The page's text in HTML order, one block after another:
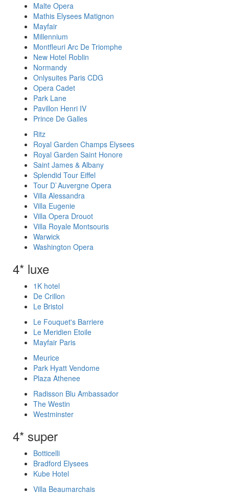
Malte Opera
Mathis Elysees Matignon
Mayfair
Millennium
Montfleuri Arc De Triomphe
New Hotel Roblin
Normandy
Onlysuites Paris CDG
Opera Cadet
Park Lane
Pavillon Henri IV
Prince De Galles
Ritz
Royal Garden Champs Elysees
Royal Garden Saint Honore
Saint James & Albany
Splendid Tour Eiffel
Tour D`Auvergne Opera
Villa Alessandra
Villa Eugenie
Villa Opera Drouot
Villa Royale Montsouris
Warwick
Washington Opera
4* luxe
1K hotel
De Crillon
Le Bristol
Le Fouquet's Barriere
Le Meridien Etoile
Mayfair Paris
Meurice
Park Hyatt Vendome
Plaza Athenee
Radisson Blu Ambassador
The Westin
Westminster
4* super
Botticelli
Bradford Elysees
Kube Hotel
Villa Beaumarchais